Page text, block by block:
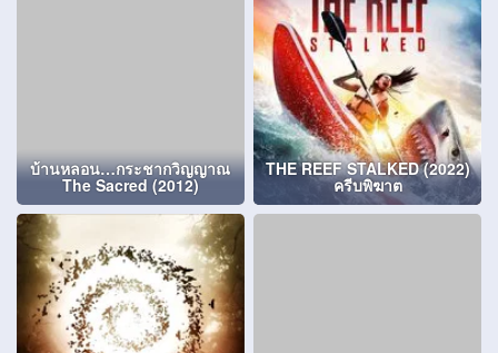
บ้านหลอน…กระชากวิญญาณ
The Sacred (2012)
THE REEF STALKED (2022)
ครีบพิฆาต